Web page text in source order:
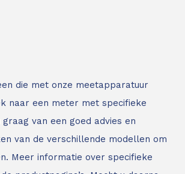
die met onze meetapparatuur
naar een meter met specifieke
van een goed advies en
van de verschillende modellen om
Meer informatie over specifieke